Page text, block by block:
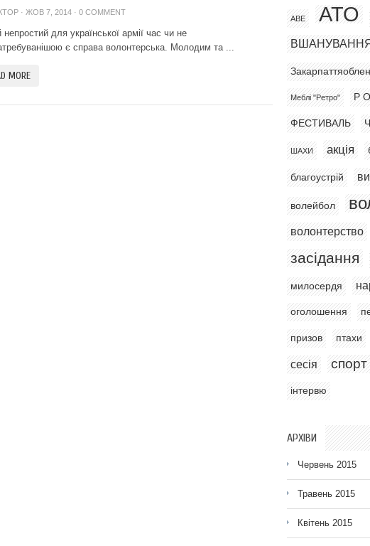
· ЖОВ 7, 2014 · 0 COMMENT
непростий для української армії час чи не
є справа волонтерська. Молодим та ...
MORE
АВЕ АТО
Меблі "Ретро" Р
ФЕСТИВАЛЬ
ШАХИ акція
благоустрій
волейбол
волонтерство
засідання
милосердя
оголошення
призов птахи
сесія спорт
інтервю
АРХІВИ
Червень 2015
Травень 2015
Квітень 2015